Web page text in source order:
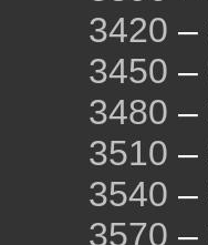
3420 –
3450 –
3480 –
3510 –
3540 –
3570 –